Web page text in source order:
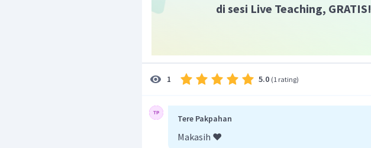
di sesi Live Teaching, GRATIS!
1 5.0 (1 rating)
Tere Pakpahan
Makasih ❤️